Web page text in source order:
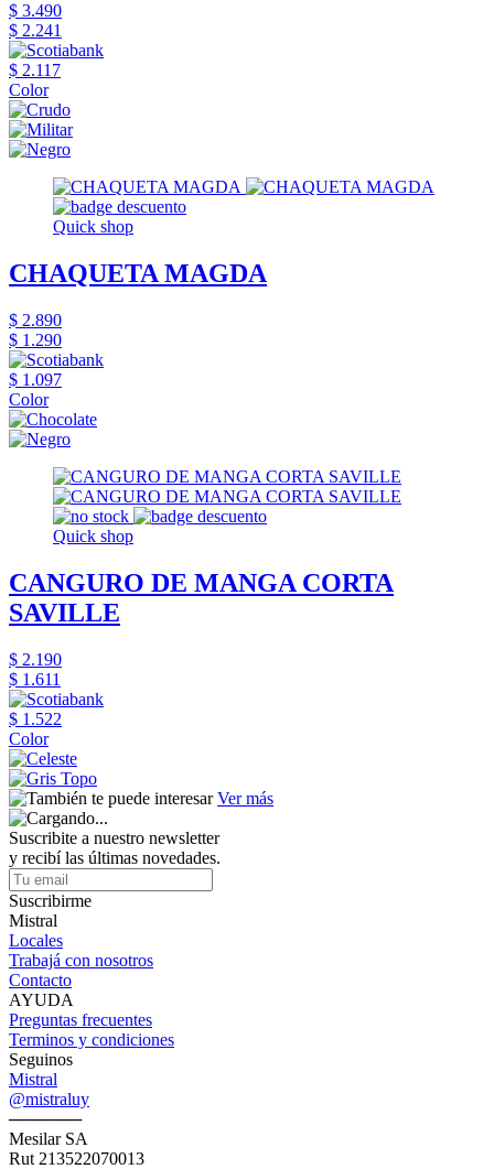
$ 3.490
$ 2.241
$ 2.117
Color
Quick shop
CHAQUETA MAGDA
$ 2.890
$ 1.290
$ 1.097
Color
Quick shop
CANGURO DE MANGA CORTA
SAVILLE
$ 2.190
$ 1.611
$ 1.522
Color
Ver más
Suscribite a nuestro newsletter
y recibí las últimas novedades.
Suscribirme
Mistral
Locales
Trabajá con nosotros
Contacto
AYUDA
Preguntas frecuentes
Terminos y condiciones
Seguinos
Mistral
@mistraluy
──────
Mesilar SA
Rut 213522070013